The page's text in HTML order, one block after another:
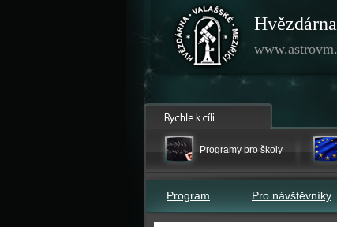
Programy pro školy
Program Pro návštěvníky